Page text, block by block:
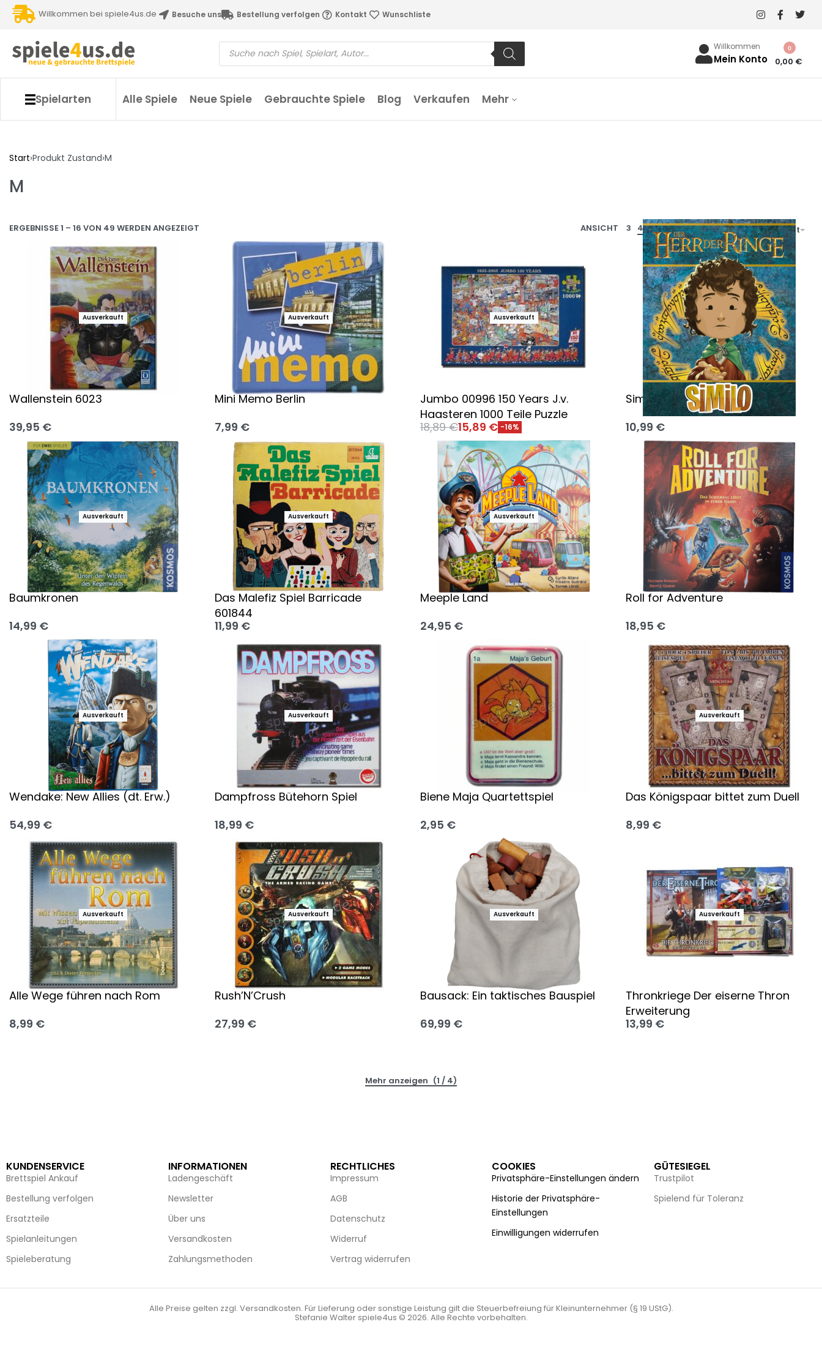
Willkommen bei spiele4us.de Besuche uns Bestellung verfolgen Kontakt Wunschliste
Willkommen
Mein Konto 0,00 €
0
Spielarten Alle Spiele Neue Spiele Gebrauchte Spiele Blog Verkaufen Mehr
Start›Produkt Zustand›M
M
ERGEBNISSE 1 – 16 VON 49 WERDEN ANGEZEIGT ANSICHT 3 4 5 Nach Beliebtheit sortiert
Ausverkauft
Wallenstein 6023
39,95 €
Ausführung wählen
Ausverkauft
Mini Memo Berlin
7,99 €
Ausführung wählen
Ausverkauft
Jumbo 00996 150 Years J.v.
Haasteren 1000 Teile Puzzle
18,89€15,89 € -16%
Ausführung wählen
Similo: Der Herr der Ringe
10,99 €
Ausführung wählen
Ausverkauft
Baumkronen
14,99 €
Ausführung wählen
Ausverkauft
Das Malefiz Spiel Barricade
601844
11,99 €
Ausverkauft
Meeple Land
24,95 €
Roll for Adventure
18,95 €
Ausverkauft
Wendake: New Allies (dt. Erw.)
54,99 €
Ausverkauft
Dampfross Bütehorn Spiel
18,99 €
Biene Maja Quartettspiel
2,95 €
Ausführung wählen
Ausverkauft
Das Königspaar bittet zum Duell
8,99 €
Ausverkauft
Alle Wege führen nach Rom
8,99 €
Ausverkauft
Rush’N’Crush
27,99 €
Ausverkauft
Bausack: Ein taktisches Bauspiel
69,99 €
Ausverkauft
Thronkriege Der eiserne Thron
Erweiterung
13,99 €
(1 / 4)
KUNDENSERVICE
Brettspiel Ankauf
Bestellung verfolgen
Ersatzteile
Spielanleitungen
Spieleberatung
INFORMATIONEN
Ladengeschäft
Newsletter
Über uns
Versandkosten
Zahlungsmethoden
RECHTLICHES
Impressum
AGB
Datenschutz
Widerruf
Vertrag widerrufen
COOKIES
Privatsphäre-Einstellungen ändern
Historie der Privatsphäre-
Einstellungen
Einwilligungen widerrufen
GÜTESIEGEL
Trustpilot
Spielend für Toleranz
Alle Preise gelten zzgl. Versandkosten. Für Lieferung oder sonstige Leistung gilt die Steuerbefreiung für Kleinunternehmer (§ 19 UStG).
Stefanie Walter spiele4us © 2026. Alle Rechte vorbehalten.